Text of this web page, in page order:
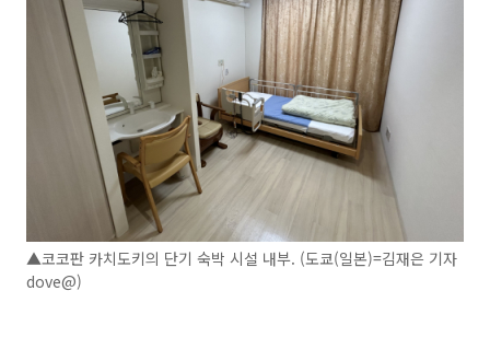
▲코코판 카치도키의 단기 숙박 시설 내부. (도쿄(일본)=김재은 기자
dove@)